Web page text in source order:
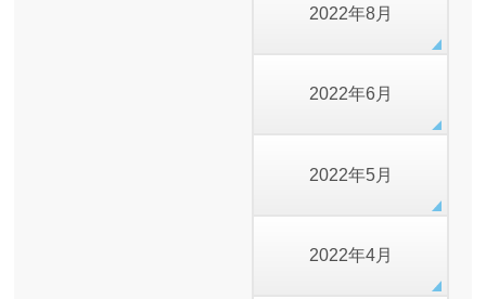
2022年8月
2022年6月
2022年5月
2022年4月